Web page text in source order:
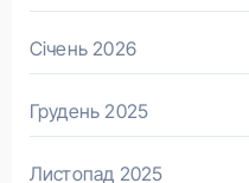
Січень 2026
Грудень 2025
Листопад 2025